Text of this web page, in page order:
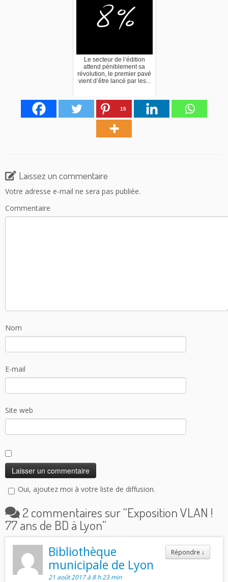
Le secteur de l’édition
attend péniblement sa
révolution, le premier pavé
vient d’être lancé par les...
15
Laissez un commentaire
Votre adresse e-mail ne sera pas publiée.
Commentaire
Nom
E-mail
Site web
Oui, ajoutez moi à votre liste de diffusion.
2 commentaires sur “Exposition VLAN !
77 ans de BD à Lyon”
Répondre ↓
Bibliothèque
municipale de Lyon
21 août 2017 à 8 h 23 min